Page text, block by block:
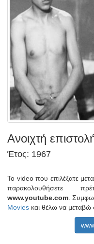
Ανοιχτή
Έτος: 1967
Το video που επιλέξατε
παρακολουθήσετε
www.youtube.com .
Movies και θέλω να μεταβώ